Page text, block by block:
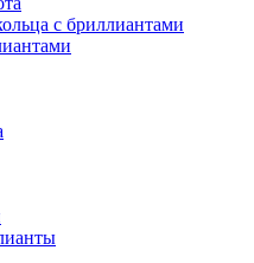
с бриллиантами